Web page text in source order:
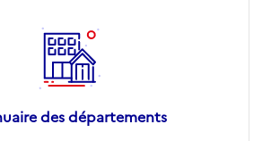
des départements